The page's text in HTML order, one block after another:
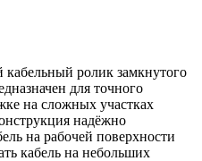
ролик замкнутого
для точного
на сложных участках
надёжно
на рабочей поверхности
кабель на небольших